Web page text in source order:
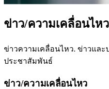
ข่าว/ความเคลื่อนไหว
ข่าวความเคลื่อนไหว. ข่าวแล
ประชาสัมพันธ์
ข่าว/ความเคลื่อนไหว